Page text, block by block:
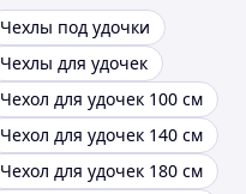
Чехлы под удочки
Чехлы для удочек
Чехол для удочек 100 см
Чехол для удочек 140 см
Чехол для удочек 180 см